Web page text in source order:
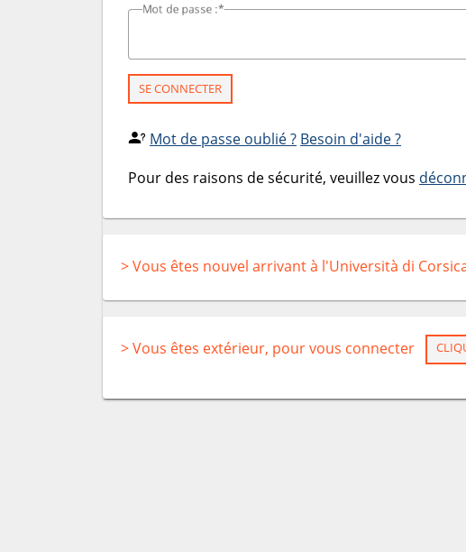
Mot de passe :
SE CONNECTER
Mot de passe oublié ? Besoin d'aide ?
Pour des raisons de sécurité, veuillez vous
> Vous êtes nouvel arrivant à l'Università di
> Vous êtes extérieur, pour vous connecter